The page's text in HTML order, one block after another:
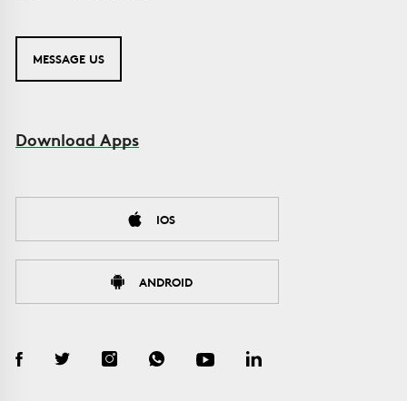
MESSAGE US
Download Apps
IOS
ANDROID